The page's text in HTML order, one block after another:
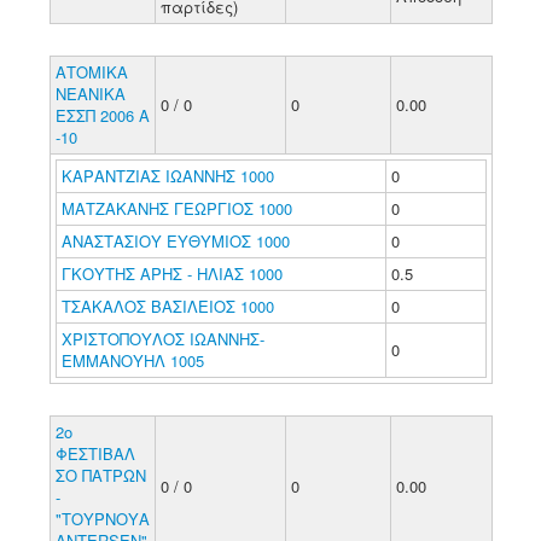
παρτίδες)
ΑΤΟΜΙΚΑ
ΝΕΑΝΙΚΑ
ΕΣΣΠ 2006 Α
-10
0 / 0 0 0.00
ΚΑΡΑΝΤΖΙΑΣ ΙΩΑΝΝΗΣ 1000
0
ΜΑΤΖΑΚΑΝΗΣ ΓΕΩΡΓΙΟΣ 1000
0
ΑΝΑΣΤΑΣΙΟΥ ΕΥΘΥΜΙΟΣ 1000
0
ΓΚΟΥΤΗΣ ΑΡΗΣ - ΗΛΙΑΣ 1000
0.5
ΤΣΑΚΑΛΟΣ ΒΑΣΙΛΕΙΟΣ 1000
0
ΧΡΙΣΤΟΠΟΥΛΟΣ ΙΩΑΝΝΗΣ-
ΕΜΜΑΝΟΥΗΛ 1005
0
2o
ΦΕΣΤΙΒΑΛ
ΣΟ ΠΑΤΡΩΝ
-
"ΤΟΥΡΝΟΥΑ
0 / 0 0 0.00